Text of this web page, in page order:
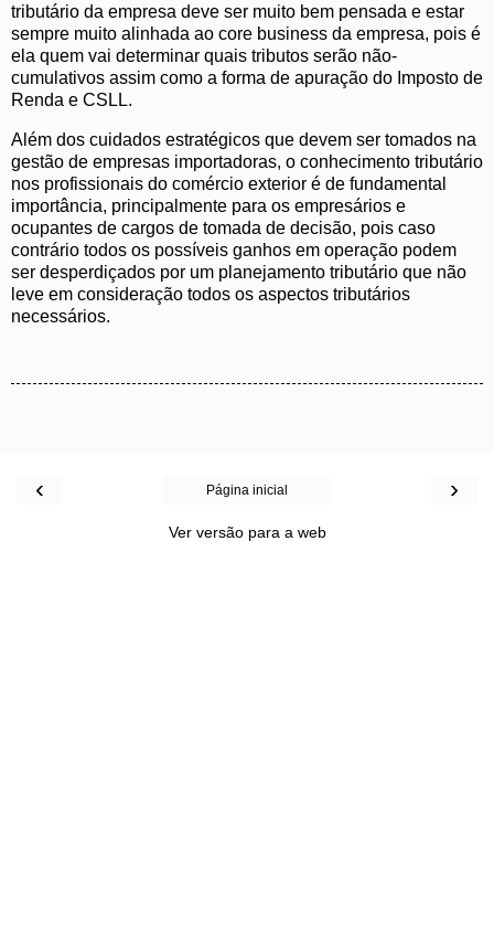
tributário da empresa deve ser muito bem pensada e estar
sempre muito alinhada ao core business da empresa, pois é
ela quem vai determinar quais tributos serão não-
cumulativos assim como a forma de apuração do Imposto de
Renda e CSLL.
Além dos cuidados estratégicos que devem ser tomados na
gestão de empresas importadoras, o conhecimento tributário
nos profissionais do comércio exterior é de fundamental
importância, principalmente para os empresários e
ocupantes de cargos de tomada de decisão, pois caso
contrário todos os possíveis ganhos em operação podem
ser desperdiçados por um planejamento tributário que não
leve em consideração todos os aspectos tributários
necessários.
‹ ›
Página inicial
Ver versão para a web